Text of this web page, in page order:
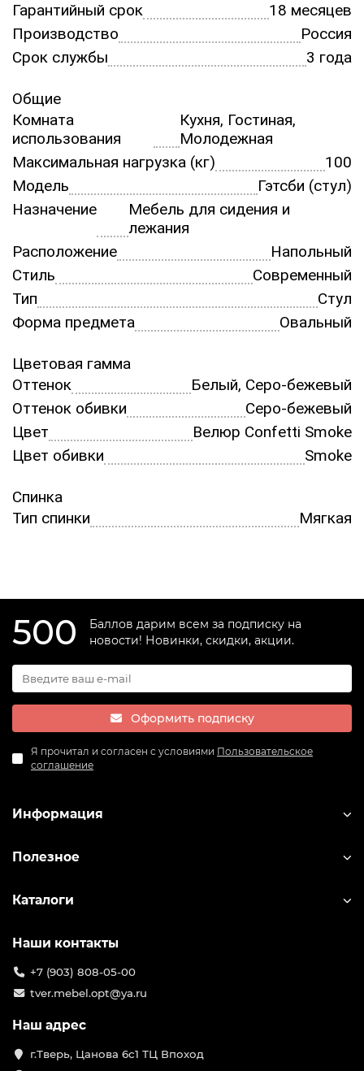
Гарантийный срок
18 месяцев
Производство
Россия
Срок службы
3 года
Общие
Комната
использования
Кухня, Гостиная,
Молодежная
Максимальная нагрузка (кг)
100
Модель
Гэтсби (стул)
Назначение
Мебель для сидения и
лежания
Расположение
Напольный
Стиль
Современный
Тип
Стул
Форма предмета
Овальный
Цветовая гамма
Оттенок
Белый, Серо-бежевый
Оттенок обивки
Серо-бежевый
Цвет
Велюр Confetti Smoke
Цвет обивки
Smoke
Спинка
Тип спинки
Мягкая
500
Баллов дарим всем за подписку на
новости! Новинки, скидки, акции.
Оформить подписку
Я прочитал и согласен с условиями Пользовательское
соглашение
Информация
Полезное
Каталоги
Наши контакты
+7 (903) 808-05-00
tver.mebel.opt@ya.ru
Наш адрес
г.Тверь, Цанова 6с1 ТЦ Впоход